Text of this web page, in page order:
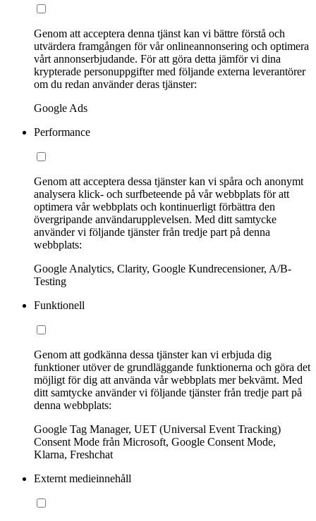
Genom att acceptera denna tjänst kan vi bättre förstå och
utvärdera framgången för vår onlineannonsering och optimera
vårt annonserbjudande. För att göra detta jämför vi dina
krypterade personuppgifter med följande externa leverantörer
om du redan använder deras tjänster:
Google Ads
Performance
Genom att acceptera dessa tjänster kan vi spåra och anonymt
analysera klick- och surfbeteende på vår webbplats för att
optimera vår webbplats och kontinuerligt förbättra den
övergripande användarupplevelsen. Med ditt samtycke
använder vi följande tjänster från tredje part på denna
webbplats:
Google Analytics, Clarity, Google Kundrecensioner, A/B-
Testing
Funktionell
Genom att godkänna dessa tjänster kan vi erbjuda dig
funktioner utöver de grundläggande funktionerna och göra det
möjligt för dig att använda vår webbplats mer bekvämt. Med
ditt samtycke använder vi följande tjänster från tredje part på
denna webbplats:
Google Tag Manager, UET (Universal Event Tracking)
Consent Mode från Microsoft, Google Consent Mode,
Klarna, Freshchat
Externt medieinnehåll